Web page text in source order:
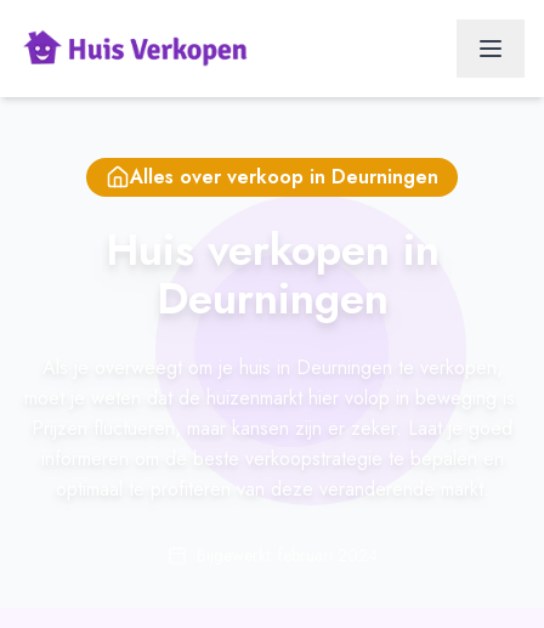
Alles over verkoop in Deurningen
Huis verkopen in
Deurningen
Als je overweegt om je huis in Deurningen te verkopen,
moet je weten dat de huizenmarkt hier volop in beweging is.
Prijzen fluctueren, maar kansen zijn er zeker. Laat je goed
informeren om de beste verkoopstrategie te bepalen en
optimaal te profiteren van deze veranderende markt.